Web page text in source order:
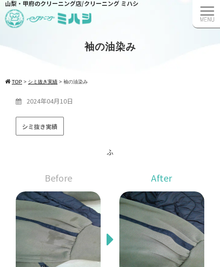
山梨・甲府のクリーニング店/クリーニング ミハシ
袖の油染み
TOP > シミ抜き実績 > 袖の油染み
2024年04月10日
シミ抜き実績
ふ
Before After